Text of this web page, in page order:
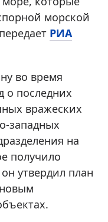
морской
РИА
во время
о последних
вражеских
западных
на
получило
утвердил план